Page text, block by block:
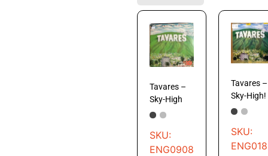
Tavares –
Sky-High
SKU:
ENG0908
Tavares –
Sky-High!
SKU: